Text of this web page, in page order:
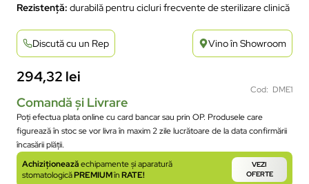
Rezistență: durabilă pentru cicluri frecvente de sterilizare clinică
Discută cu un Rep Vino în Showroom
294,32 lei
Cod: DME1
Comandă și Livrare
Poți efectua plata online cu card bancar sau prin OP. Produsele care
figurează în stoc se vor livra în maxim 2 zile lucrătoare de la data confirmării
încasării plății.
Achiziționeazăechipamente și aparatură
stomatologicăPREMIUMînRATE!
VEZI
OFERTE